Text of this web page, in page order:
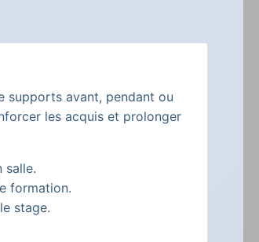
supports avant, pendant ou
les acquis et prolonger
salle.
formation.
stage.